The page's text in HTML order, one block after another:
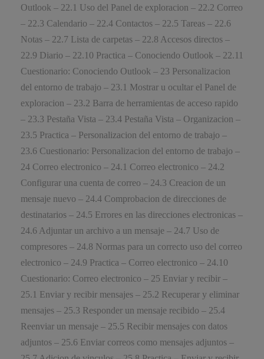
Outlook – 22.1 Uso del Panel de exploracion – 22.2 Correo
– 22.3 Calendario – 22.4 Contactos – 22.5 Tareas – 22.6
Notas – 22.7 Lista de carpetas – 22.8 Accesos directos –
22.9 Diario – 22.10 Practica – Conociendo Outlook – 22.11
Cuestionario: Conociendo Outlook – 23 Personalizacion
del entorno de trabajo – 23.1 Mostrar u ocultar el Panel de
exploracion – 23.2 Barra de herramientas de acceso rapido
– 23.3 Pestaña Vista – 23.4 Pestaña Vista – Organizacion –
23.5 Practica – Personalizacion del entorno de trabajo –
23.6 Cuestionario: Personalizacion del entorno de trabajo –
24 Correo electronico – 24.1 Correo electronico – 24.2
Configurar una cuenta de correo – 24.3 Creacion de un
mensaje nuevo – 24.4 Comprobacion de direcciones de
destinatarios – 24.5 Errores en las direcciones electronicas –
24.6 Adjuntar un archivo a un mensaje – 24.7 Uso de
compresores – 24.8 Normas para un correcto uso del correo
electronico – 24.9 Practica – Correo electronico – 24.10
Cuestionario: Correo electronico – 25 Enviar y recibir –
25.1 Enviar y recibir mensajes – 25.2 Recuperar y eliminar
mensajes – 25.3 Responder un mensaje recibido – 25.4
Reenviar un mensaje – 25.5 Recibir mensajes con datos
adjuntos – 25.6 Enviar correos como mensajes adjuntos –